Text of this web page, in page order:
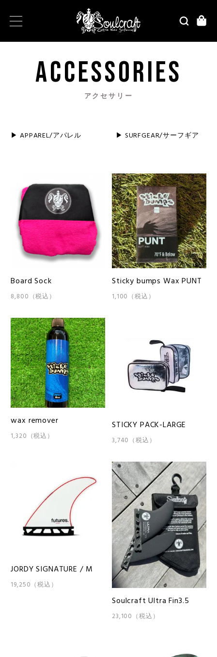
ACCESSORIES
アクセサリー
▶︎ APPAREL/アパレル ▶︎ SURFGEAR/サーフギア
Board Sock
8,800（税込）
Sticky bumps Wax PUNT
1,100（税込）
wax remover
1,320（税込）
STICKY PACK-LARGE
3,740（税込）
JORDY SIGNATURE / M
19,250（税込）
Soulcraft Ultra Fin3.5
23,100（税込）